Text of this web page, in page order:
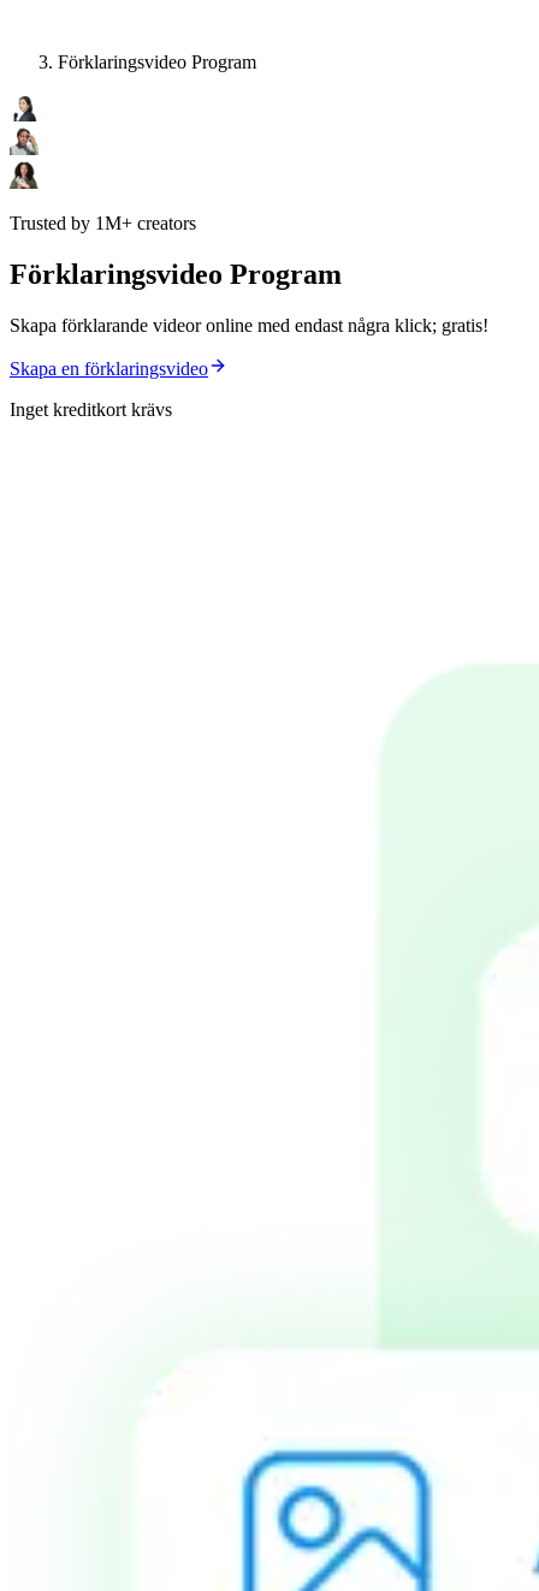
Förklaringsvideo Program
Trusted by 1M+ creators
Förklaringsvideo Program
Skapa förklarande videor online med endast några klick; gratis!
Skapa en förklaringsvideo
Inget kreditkort krävs